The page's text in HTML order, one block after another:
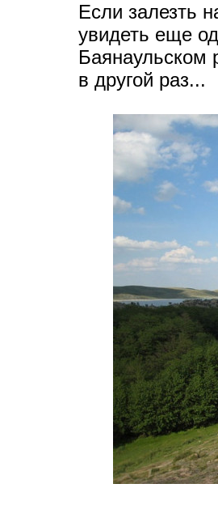
Если залезть
увидеть еще
Баянаульском
в другой раз...